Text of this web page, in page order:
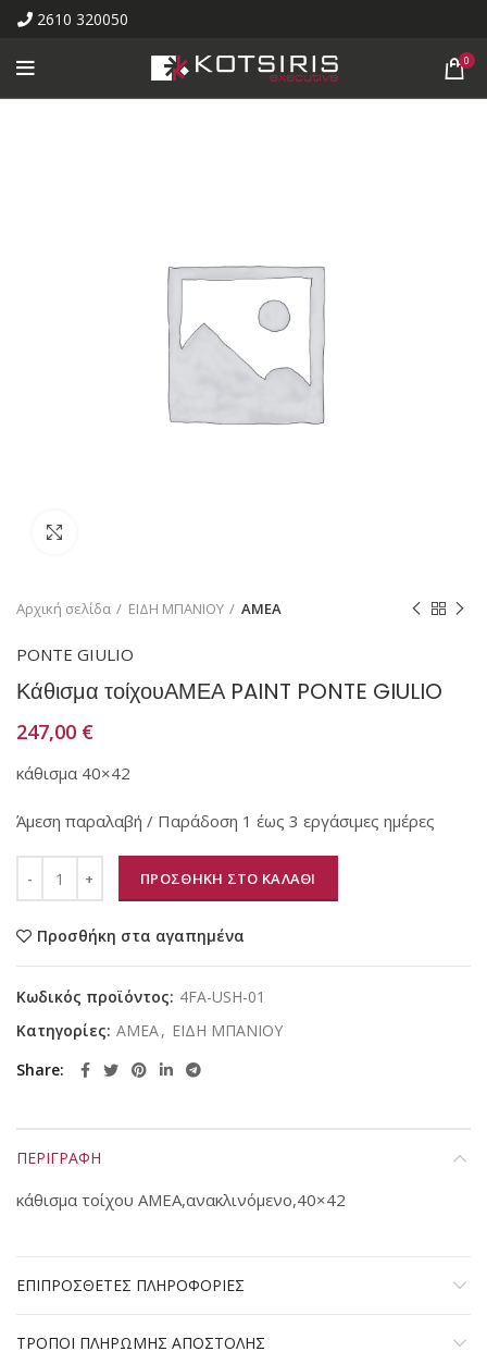
2610 320050
0
Αρχική σελίδα ΕΙΔΗ ΜΠΑΝΙΟΥ ΑΜΕΑ
PONTE GIULIO
Κάθισμα τοίχουΑΜΕΑ PAINT PONTE GIULIO
247,00 €
κάθισμα 40×42
Άμεση παραλαβή / Παράδοση 1 έως 3 εργάσιμες ημέρες
ΠΡΟΣΘΗΚΗ ΣΤΟ ΚΑΛΑΘΙ
Προσθήκη στα αγαπημένα
Κωδικός προϊόντος: 4FA-USH-01
Κατηγορίες: ΑΜΕΑ, ΕΙΔΗ ΜΠΑΝΙΟΥ
Share
ΠΕΡΙΓΡΑΦΗ
κάθισμα τοίχου ΑΜΕΑ,ανακλινόμενο,40×42
ΕΠΙΠΡΟΣΘΕΤΕΣ ΠΛΗΡΟΦΟΡΙΕΣ
ΤΡΟΠΟΙ ΠΛΗΡΩΜΗΣ ΑΠΟΣΤΟΛΗΣ